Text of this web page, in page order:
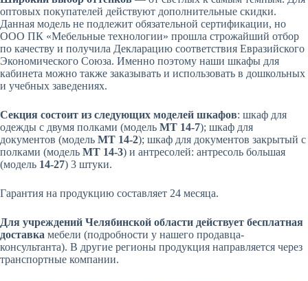
оптовых покупателей действуют дополнительные скидки.
Данная модель не подлежит обязательной сертификации, но
ООО ПК «Мебельные технологии» прошла строжайший отбор
по качеству и получила Декларацию соответствия Евразийского
Экономического Союза. Именно поэтому наши шкафы для
кабинета можно также заказывать и использовать в дошкольных
и учебных заведениях.
Секция состоит из следующих моделей шкафов: шкаф для
одежды с двумя полками (модель МТ 14-7); шкаф для
документов (модель МТ 14-2); шкаф для документов закрытый с
полками (модель МТ 14-3) и антресолей: антресоль большая
(модель 14-27) 3 штуки.
Гарантия на продукцию составляет 24 месяца.
Для учреждений Челябинской области действует бесплатная
доставка мебели (подробности у нашего продавца-
консультанта). В другие регионы продукция направляется через
транспортные компании.